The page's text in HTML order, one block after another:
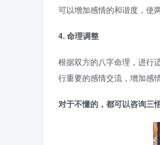
可以增加感情的和谐度，使
4. 命理调整
根据双方的八字命理，进行
行重要的感情交流，增加感
对于不懂的，都可以咨询三